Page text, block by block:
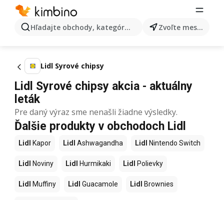
Hľadajte obchody, kategórie, produkty... Zvoľte mesto
Lidl Syrové chipsy
Lidl Syrové chipsy akcia - aktuálny
leták
Pre daný výraz sme nenašli žiadne výsledky.
Ďalšie produkty v obchodoch Lidl
Lidl Kapor Lidl Ashwagandha Lidl Nintendo Switch
Lidl Noviny Lidl Hurmikaki Lidl Polievky
Lidl Muffiny Lidl Guacamole Lidl Brownies